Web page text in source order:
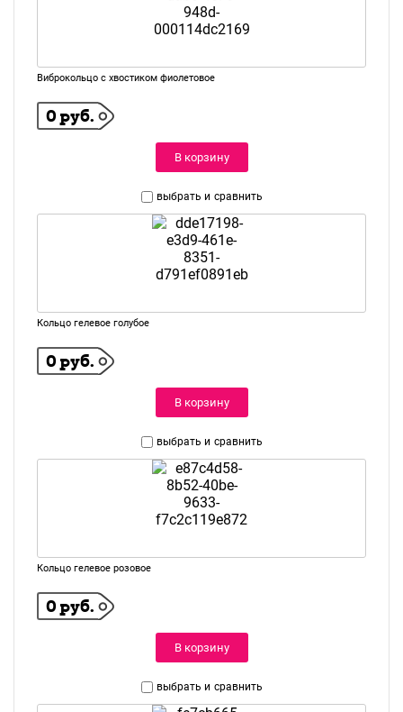
Виброкольцо с хвостиком фиолетовое
0 руб.
В корзину
выбрать и сравнить
Кольцо гелевое голубое
0 руб.
В корзину
выбрать и сравнить
Кольцо гелевое розовое
0 руб.
В корзину
выбрать и сравнить